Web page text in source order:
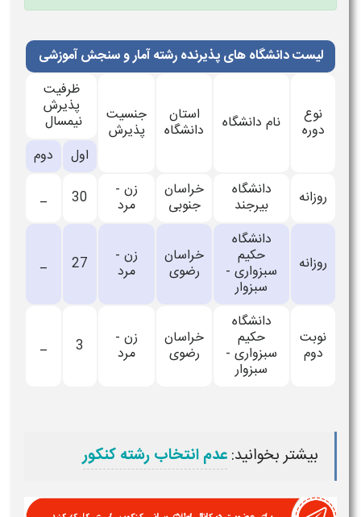
لیست دانشگاه های پذیرنده رشته آمار و سنجش آموزشی
نوع
دوره نام دانشگاه استان
دانشگاه
جنسیت
پذیرش
ظرفیت
پذیرش
نیمسال
اول
دوم
روزانه
دانشگاه
بیرجند
خراسان
جنوبی
زن -
مرد 30
_
روزانه
دانشگاه
حكیم
سبزواری -
سبزوار
خراسان
رضوی
زن -
مرد 27
_
نوبت
دوم
دانشگاه
حكیم
سبزواری -
سبزوار
خراسان
رضوی
زن -
مرد 3
_
بیشتر بخوانید:عدم انتخاب رشته کنکور